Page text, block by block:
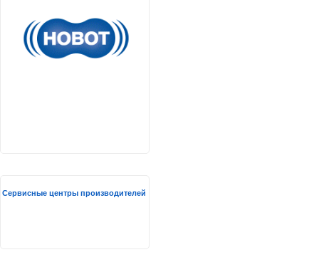
Сервисные центры производителей